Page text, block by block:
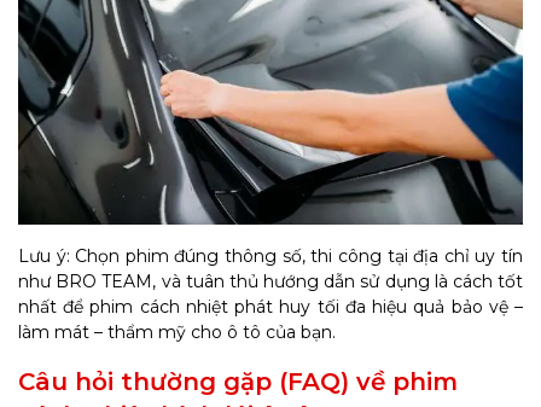
Lưu ý: Chọn phim đúng thông số, thi công tại địa chỉ uy tín
như BRO TEAM, và tuân thủ hướng dẫn sử dụng là cách tốt
nhất để phim cách nhiệt phát huy tối đa hiệu quả bảo vệ –
làm mát – thẩm mỹ cho ô tô của bạn.
Câu hỏi thường gặp (FAQ) về phim